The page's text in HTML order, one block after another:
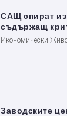
САЩ спират
съдържащ
Икономически
Заводските